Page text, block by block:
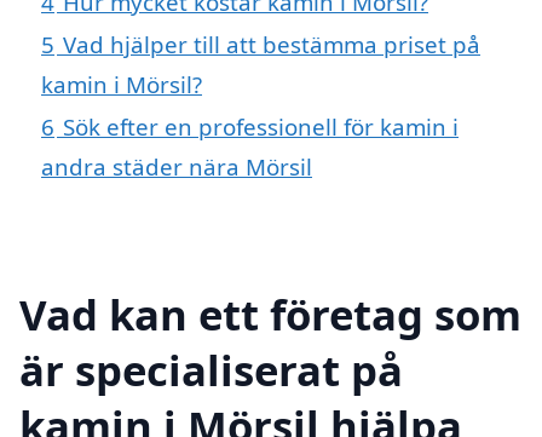
5 Vad hjälper till att bestämma priset på
kamin i Mörsil?
6 Sök efter en professionell för kamin i
andra städer nära Mörsil
Vad kan ett företag som
är specialiserat på
kamin i Mörsil hjälpa